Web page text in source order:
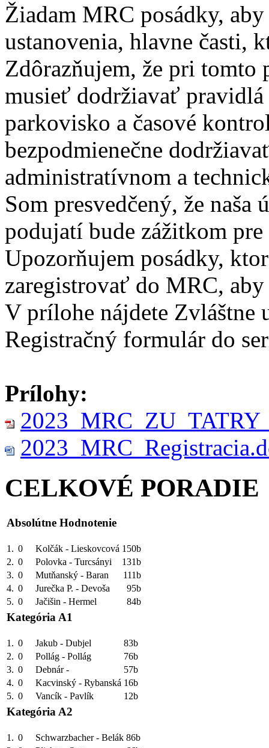
Žiadam MRC posádky,
ustanovenia, hlavne časti,
Zdôrazňujem, že pri
musieť dodržiavať pravidlá
parkovisko a časové
bezpodmienečne
administratívnom a
Som presvedčený, že
podujatí bude zážitkom pre
Upozorňujem posádky,
zaregistrovať do MRC,
V prílohe nájdete Zvláštne
Registračný formulár do
Prílohy:
CELKOVÉ PORADIE
Absolútne Hodnotenie
1. 0 Kolčák - Lieskovcová 150b
2. 0 Polovka - Turcsányi
131b
3. 0 Mutňanský - Baran
111b
4. 0 Jurečka P. - Devoša
95b
5. 0 Jačišin - Hermel 84b
Kategória A1
1. 0 Jakub - Dubjel
83b
2. 0 Pollág - Pollág
76b
3. 0 Debnár -
57b
4. 0 Kacvinský - Rybanská 16b
5. 0 Vancík - Pavlík 12b
Kategória A2
1. 0 Schwarzbacher - Belák 86b